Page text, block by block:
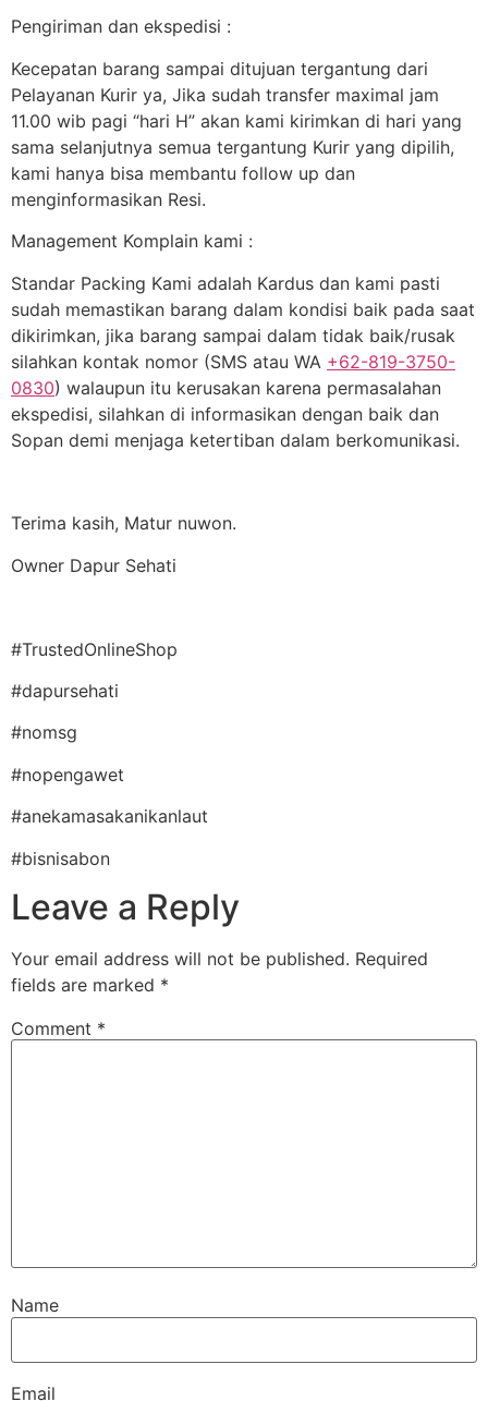
Pengiriman dan ekspedisi :
Kecepatan barang sampai ditujuan tergantung dari
Pelayanan Kurir ya, Jika sudah transfer maximal jam
11.00 wib pagi “hari H” akan kami kirimkan di hari yang
sama selanjutnya semua tergantung Kurir yang dipilih,
kami hanya bisa membantu follow up dan
menginformasikan Resi.
Management Komplain kami :
Standar Packing Kami adalah Kardus dan kami pasti
sudah memastikan barang dalam kondisi baik pada saat
dikirimkan, jika barang sampai dalam tidak baik/rusak
silahkan kontak nomor (SMS atau WA +62-819-3750-
0830) walaupun itu kerusakan karena permasalahan
ekspedisi, silahkan di informasikan dengan baik dan
Sopan demi menjaga ketertiban dalam berkomunikasi.
Terima kasih, Matur nuwon.
Owner Dapur Sehati
#TrustedOnlineShop
#dapursehati
#nomsg
#nopengawet
#anekamasakanikanlaut
#bisnisabon
Leave a Reply
Your email address will not be published. Required
fields are marked *
Comment *
Name
Email